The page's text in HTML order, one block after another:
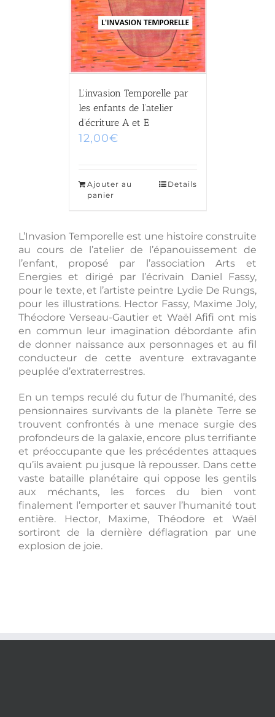
L’invasion Temporelle par
les enfants de l’atelier
d’écriture A et E
12,00€
Ajouter au
panier
Details
L’Invasion Temporelle est une histoire construite
au cours de l’atelier de l’épanouissement de
l’enfant, proposé par l’association Arts et
Energies et dirigé par l’écrivain Daniel Fassy,
pour le texte, et l’artiste peintre Lydie De Rungs,
pour les illustrations. Hector Fassy, Maxime Joly,
Théodore Verseau-Gautier et Waël Afifi ont mis
en commun leur imagination débordante afin
de donner naissance aux personnages et au fil
conducteur de cette aventure extravagante
peuplée d’extraterrestres.
En un temps reculé du futur de l’humanité, des
pensionnaires survivants de la planète Terre se
trouvent confrontés à une menace surgie des
profondeurs de la galaxie, encore plus terrifiante
et préoccupante que les précédentes attaques
qu’ils avaient pu jusque là repousser. Dans cette
vaste bataille planétaire qui oppose les gentils
aux méchants, les forces du bien vont
finalement l’emporter et sauver l’humanité tout
entière. Hector, Maxime, Théodore et Waël
sortiront de la dernière déflagration par une
explosion de joie.